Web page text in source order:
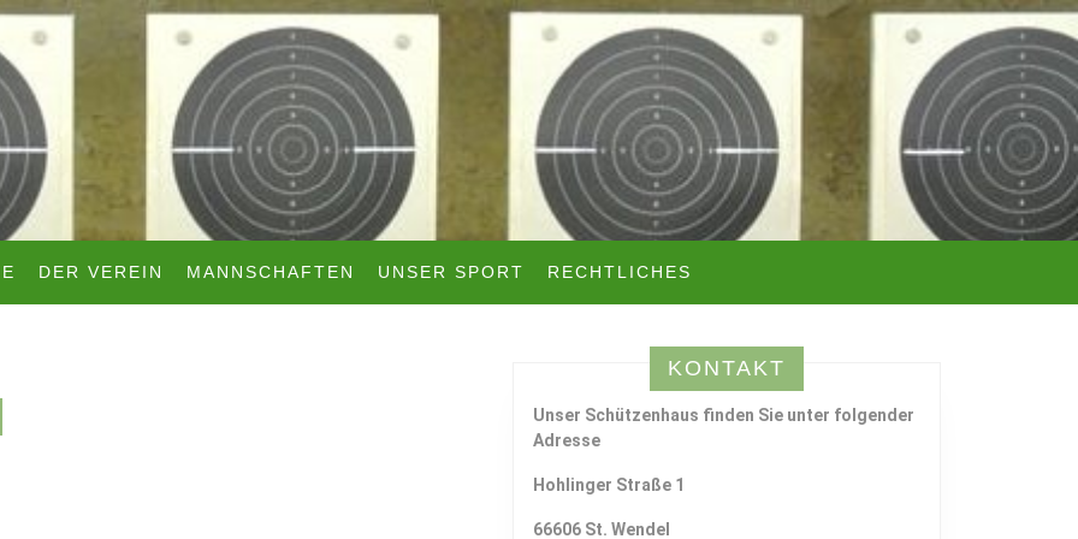
DER VEREIN MANNSCHAFTEN UNSER SPORT RECHTLICHES
KONTAKT
Unser Schützenhaus finden Sie unter folgender
Adresse
Hohlinger Straße 1
66606 St. Wendel